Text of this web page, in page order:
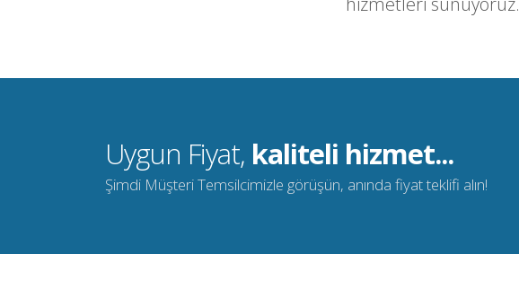
Uygun Fiyat, kaliteli hizmet...
Şimdi Müşteri Temsilcimizle görüşün, anında fiyat teklifi alın!